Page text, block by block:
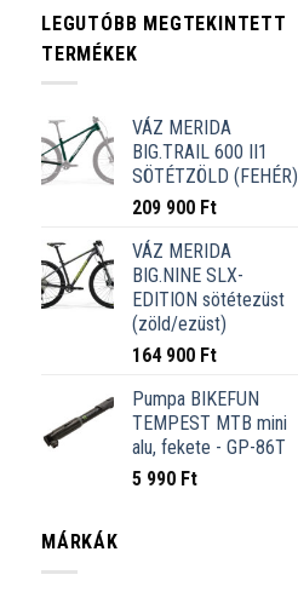
LEGUTÓBB MEGTEKINTETT
TERMÉKEK
VÁZ MERIDA
BIG.TRAIL 600 II1
SÖTÉTZÖLD (FEHÉR)
209 900 Ft
VÁZ MERIDA
BIG.NINE SLX-
EDITION sötétezüst
(zöld/ezüst)
164 900 Ft
Pumpa BIKEFUN
TEMPEST MTB mini
alu, fekete - GP-86T
5 990 Ft
MÁRKÁK